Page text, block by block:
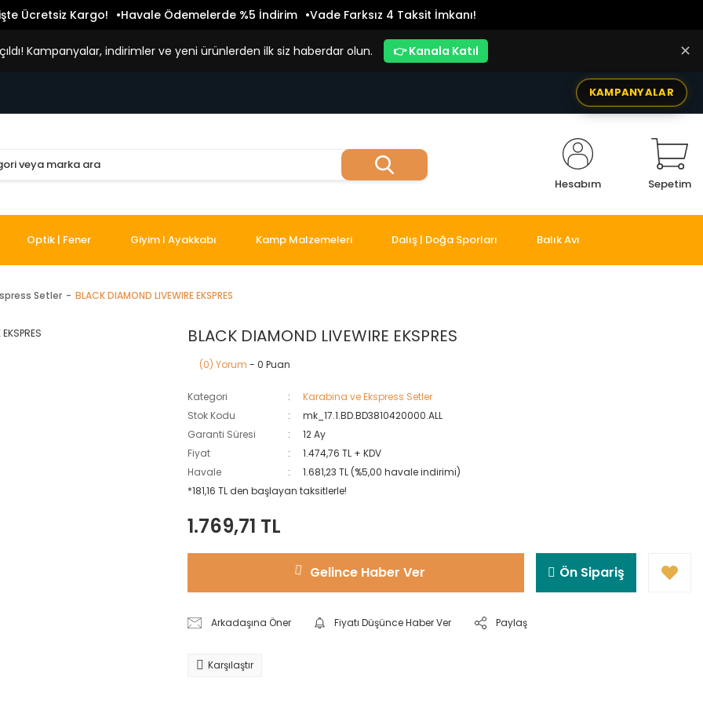
Ücretsiz Kargo! Havale Ödemelerde %5 İndirim Vade Farksız 4 Taksit İmkanı!
Kampanyalar, indirimler ve yeni ürünlerden ilk siz haberdar olun. 👉 Kanala Katıl ✕
KAMPANYALAR
Hesabım Sepetim
Optik | Fener Giyim I Ayakkabı Kamp Malzemeleri Dalış | Doğa Sporları Balık Avı
Setler BLACK DIAMOND LIVEWIRE EKSPRES
BLACK DIAMOND LIVEWIRE EKSPRES
(0) Yorum - 0 Puan
Kategori
Karabina ve Ekspress Setler
Stok Kodu
mk_17.1.BD.BD3810420000.ALL
Garanti Süresi
12 Ay
Fiyat
1.474,76 TL + KDV
Havale
1.681,23 TL (%5,00 havale indirimi)
*181,16 TL den başlayan taksitlerle!
1.769,71 TL
Gelince Haber Ver Ön Sipariş
Arkadaşına Öner Fiyatı Düşünce Haber Ver Paylaş
Karşılaştır